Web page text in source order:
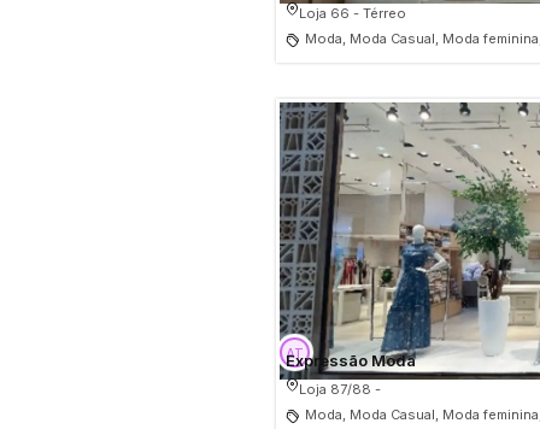
Loja 66 - Térreo
Moda, Moda Casual, Moda
Expressão Moda
Loja 87/88 -
Moda, Moda Casual, Moda